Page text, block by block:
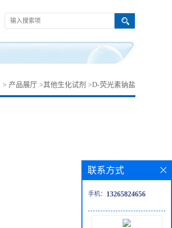
> 产品展厅 >其他生化试剂 >D-荧光素钠盐
联系方式
手机： 13265824656